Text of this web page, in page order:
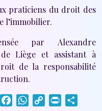
praticiens du droit des
l’immobilier.
par Alexandre
Liège et assistant à
de la responsabilité
Email FacebookWhatsApp
Copy
Print